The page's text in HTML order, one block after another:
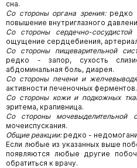
сна.
Со стороны органа зрения:редко -
повышение внутриглазного
Со стороны сердечно-сосудистой
ощущение сердцебиения,
Со стороны пищеварительной
редко - запор, сухость
абдоминальная боль, диарея.
Со стороны печени и
активности печеночных ферментов.
Со стороны кожи и подкожных
эритема, крапивница.
Со стороны мочевыделительной
мочеиспускания.
Общие реакции:редко -
Если любые из указанных выше
появляются любые другие
обратиться к врачу.